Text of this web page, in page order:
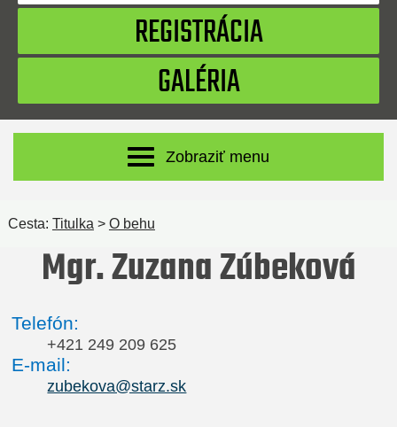
REGISTRÁCIA
GALÉRIA
Zobraziť menu
Cesta: Titulka > O behu
Mgr. Zuzana Zúbeková
Telefón:
+421 249 209 625
E-mail:
zubekova@starz.sk